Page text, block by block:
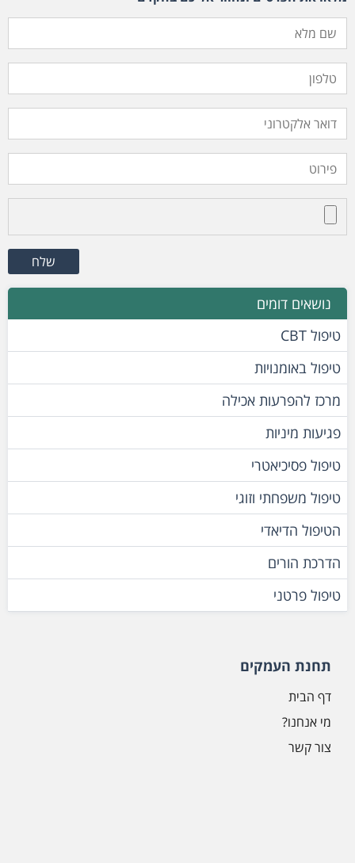
נושאים דומים
טיפול CBT
טיפול באומנויות
מרכז להפרעות אכילה
פגיעות מיניות
טיפול פסיכיאטרי
טיפול משפחתי וזוגי
הטיפול הדיאדי
הדרכת הורים
טיפול פרטני
תחנת העמקים
דף הבית
מי אנחנו?
צור קשר